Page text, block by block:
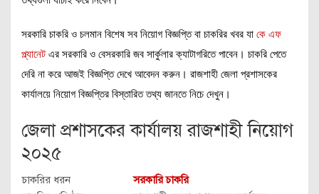
সরকারি চাকরি ও চলমান বিশেষ সব নিয়োগ বিজ্ঞপ্তি বা চাকরির খবর যা কে এফ
প্ল্যানেট এর সরকারি ও বেসরকারি জব সার্কুলার ক্যাটাগরিতে পাবেন। চাকরি পেতে
দেরি না করে আজই বিজ্ঞপ্তি দেখে আবেদন করুন। রাজশাহী জেলা প্রশাসকের
কার্যালয়ে নিয়োগ বিজ্ঞপ্তির বিস্তারিত তথ্য জানতে নিচে দেখুন।
জেলা প্রশাসকের কার্যালয় রাজশাহী নিয়োগ
২০২৫
চাকরির ধরন
সরকারি চাকরি